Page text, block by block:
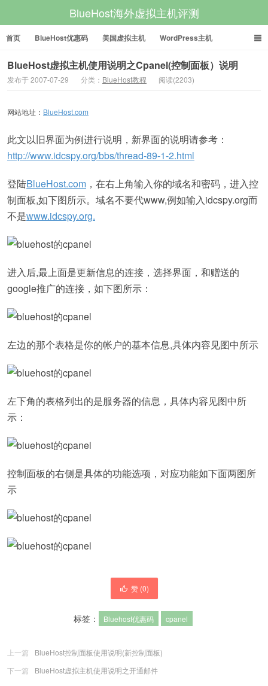
BlueHost海外虚拟主机评测
首页 BlueHost优惠码 美国虚拟主机 WordPress主机
美国VPS 美国服务器
BlueHost虚拟主机使用说明之Cpanel(控制面板）说明
发布于 2007-07-29 分类： BlueHost教程 阅读(2203)
网站地址： BlueHost.com
此文以旧界面为例进行说明，新界面的说明请参考：
http://www.idcspy.org/bbs/thread-89-1-2.html
登陆BlueHost.com ，在右上角输入你的域名和密码，进入控
制面板,如下图所示。域名不要代www,例如输入idcspy.org而
不是www.idcspy.org.
进入后,最上面是更新信息的连接，选择界面，和赠送的
google推广的连接，如下图所示：
左边的那个表格是你的帐户的基本信息,具体内容见图中所示
左下角的表格列出的是服务器的信息，具体内容见图中所
示：
控制面板的右侧是具体的功能选项，对应功能如下面两图所
示
赞 (0)
标签： Bluehost优惠码 cpanel
上一篇
BlueHost控制面板使用说明(新控制面板)
下一篇
BlueHost虚拟主机使用说明之开通邮件